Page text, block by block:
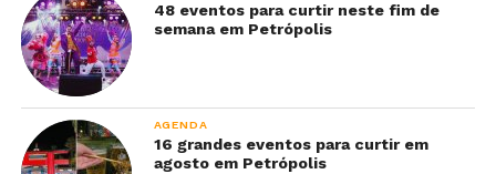
48 eventos para curtir neste fim de
semana em Petrópolis
AGENDA
16 grandes eventos para curtir em
agosto em Petrópolis